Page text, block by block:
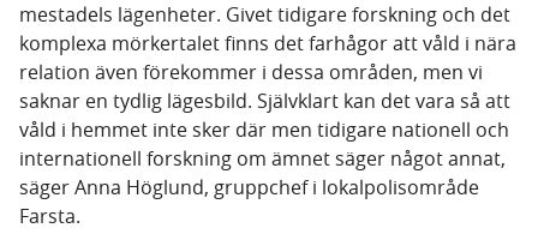
mestadels lägenheter. Givet tidigare forskning och det
komplexa mörkertalet finns det farhågor att våld i nära
relation även förekommer i dessa områden, men vi
saknar en tydlig lägesbild. Självklart kan det vara så att
våld i hemmet inte sker där men tidigare nationell och
internationell forskning om ämnet säger något annat,
säger Anna Höglund, gruppchef i lokalpolisområde
Farsta.